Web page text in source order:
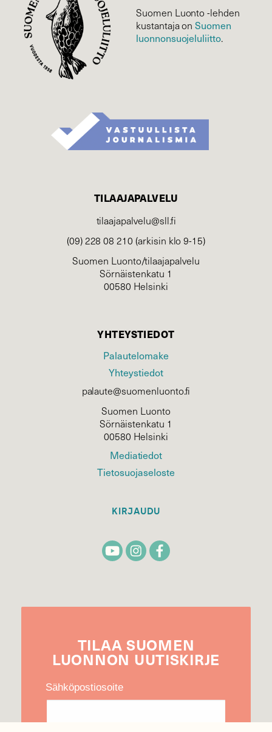
Suomen Luonto -lehden
kustantaja onSuomen
luonnonsuojelu­liitto.
TILAAJAPALVELU
tilaajapalvelu@sll.fi
(09) 228 08 210 (arkisin klo 9-15)
Suomen Luonto/tilaajapalvelu
Sörnäistenkatu 1
00580 Helsinki
YHTEYSTIEDOT
Palautelomake
Yhteystiedot
palaute@suomenluonto.fi
Suomen Luonto
Sörnäistenkatu 1
00580 Helsinki
Mediatiedot
Tietosuojaseloste
KIRJAUDU
TILAA SUOMEN
LUONNON UUTIS­KIRJE
Sähköpostiosoite